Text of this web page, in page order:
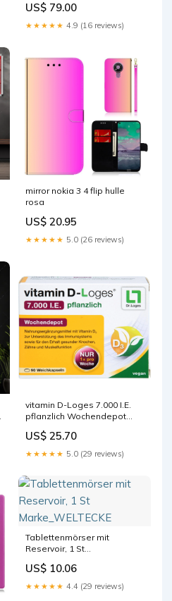
cm:45 x 80
US$ 79.00
★★★★★ 4.9 (16 reviews)
mirror nokia 3 4 flip hulle
rosa
US$ 20.95
★★★★★ 5.0 (26 reviews)
vitamin D-Loges 7.000 I.E.
pflanzlich Wochendepot
Unterstützung des
Immunsystems, 90 St.
Kapseln Marke_FAGRON
US$ 25.70
★★★★★ 5.0 (29 reviews)
Tablettenmörser mit
Reservoir, 1 St
US$ 10.06
★★★★★ 4.4 (29 reviews)